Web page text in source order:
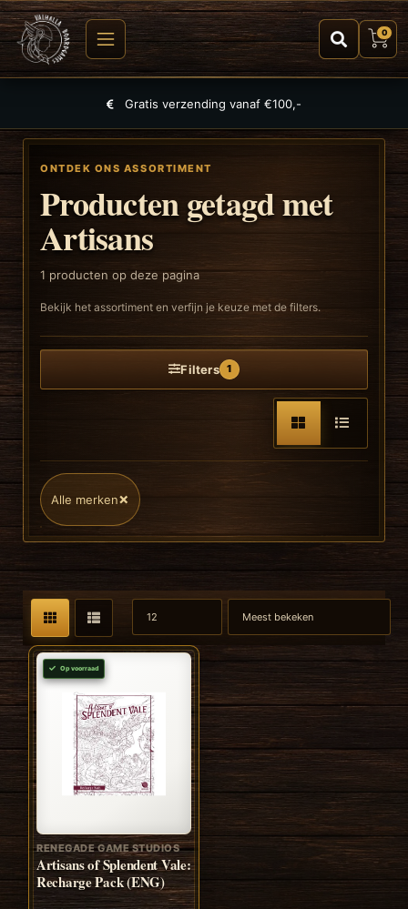
0
Gratis verzending vanaf €100,-
ONTDEK ONS ASSORTIMENT
Producten getagd met
Artisans
1 producten op deze pagina
Bekijk het assortiment en verfijn je keuze met de filters.
Filters 1
Alle merken×
Op voorraad
RENEGADE GAME STUDIOS
Artisans of Splendent Vale:
Recharge Pack (ENG)